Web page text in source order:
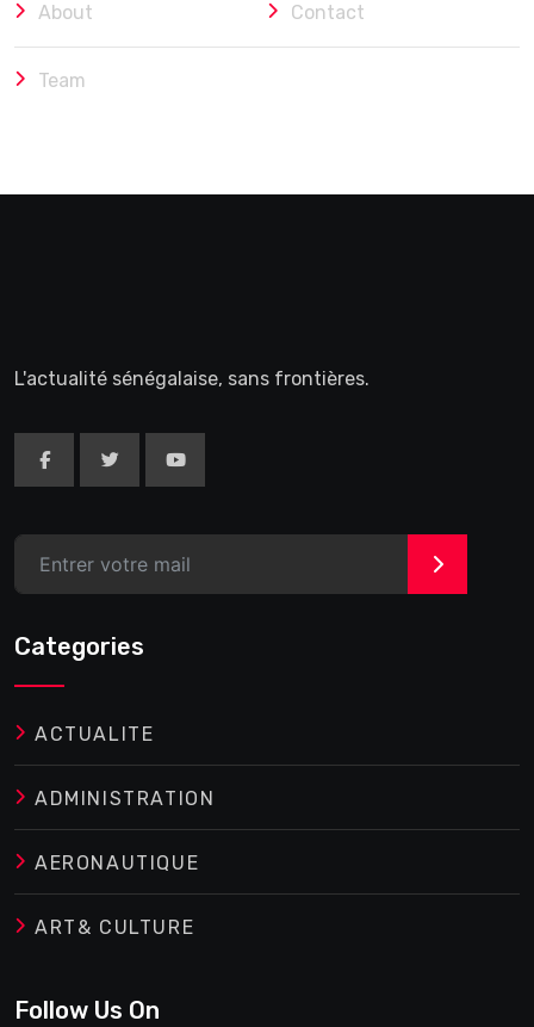
About Contact
Team
L'actualité sénégalaise, sans frontières.
>
Categories
ACTUALITE
ADMINISTRATION
AERONAUTIQUE
ART& CULTURE
Follow Us On